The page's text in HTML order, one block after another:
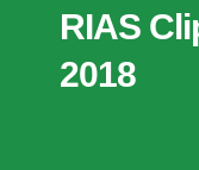
RIAS
2018